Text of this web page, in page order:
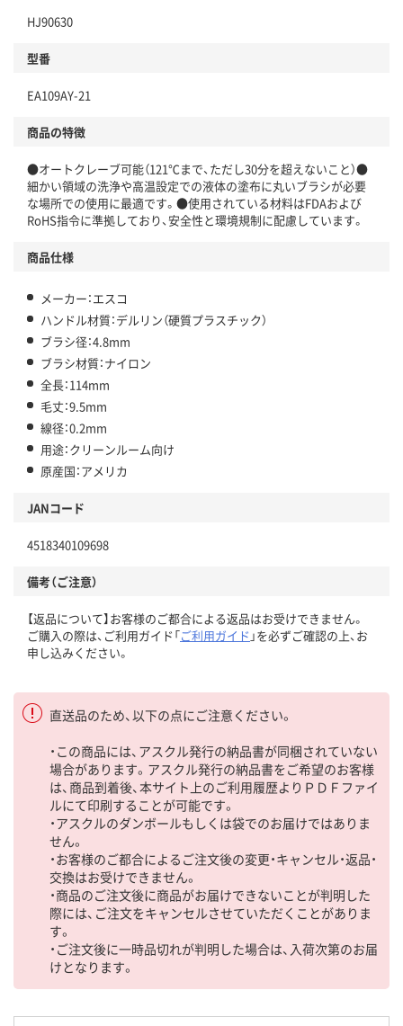
HJ90630
型番
EA109AY-21
商品の特徴
●オートクレーブ可能（121℃まで、ただし30分を超えないこと）●
細かい領域の洗浄や高温設定での液体の塗布に丸いブラシが必要
な場所での使用に最適です。●使用されている材料はFDAおよび
RoHS指令に準拠しており、安全性と環境規制に配慮しています。
商品仕様
メーカー：エスコ
ハンドル材質：デルリン（硬質プラスチック）
ブラシ径：4.8mm
ブラシ材質：ナイロン
全長：114mm
毛丈：9.5mm
線径：0.2mm
用途：クリーンルーム向け
原産国：アメリカ
JANコード
4518340109698
備考（ご注意）
【返品について】お客様のご都合による返品はお受けできません。
ご購入の際は、ご利用ガイド「ご利用ガイド 」を必ずご確認の上、お
申し込みください。
直送品のため、以下の点にご注意ください。
・この商品には、アスクル発行の納品書が同梱されていない
場合があります。アスクル発行の納品書をご希望のお客様
は、商品到着後、本サイト上のご利用履歴よりＰＤＦファイ
ルにて印刷することが可能です。
・アスクルのダンボールもしくは袋でのお届けではありま
せん。
・お客様のご都合によるご注文後の変更・キャンセル・返品・
交換はお受けできません。
・商品のご注文後に商品がお届けできないことが判明した
際には、ご注文をキャンセルさせていただくことがありま
す。
・ご注文後に一時品切れが判明した場合は、入荷次第のお届
けとなります。